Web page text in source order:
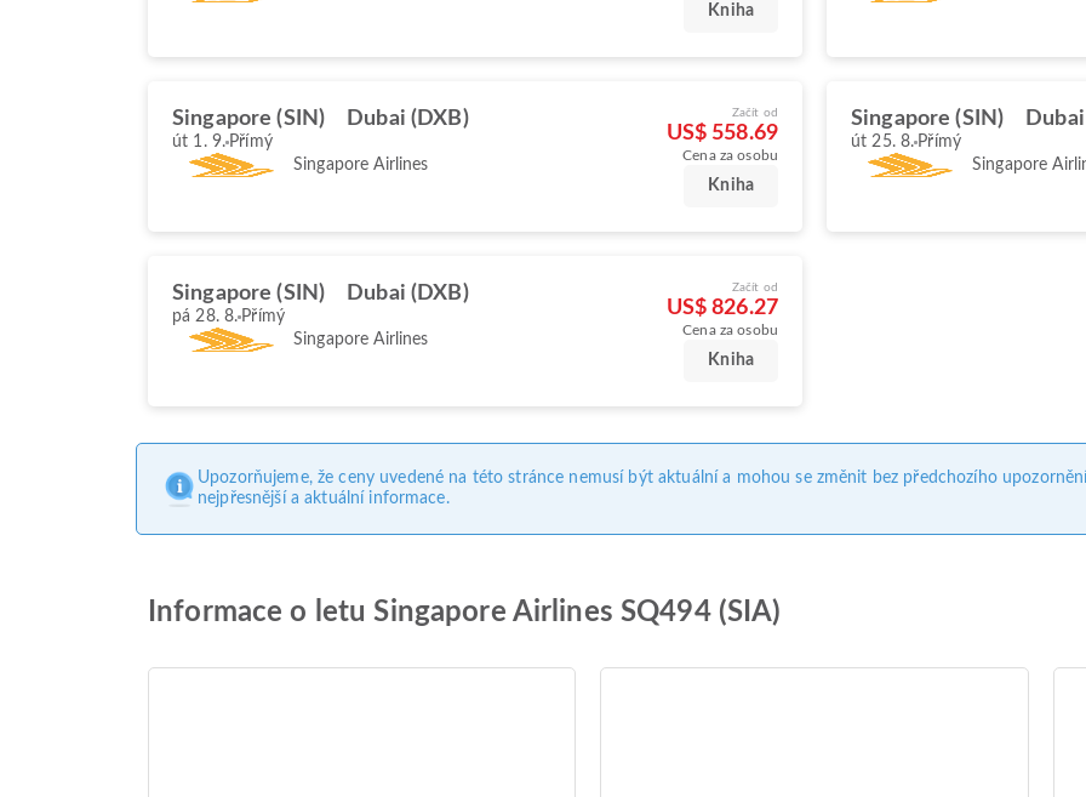
Kniha
Singapore (SIN) Dubai (DXB)
út 1. 9. Přímý
Singapore Airlines
Začít od
US$ 558.69
Cena za osobu
Kniha
Singapore (SIN)
út 25. 8. Přímý
Singapore
Singapore (SIN) Dubai (DXB)
pá 28. 8. Přímý
Singapore Airlines
Začít od
US$ 826.27
Cena za osobu
Kniha
Upozorňujeme, že ceny uvedené na této stránce nemusí být aktuální a mohou se změnit bez předchozího
nejpřesnější a aktuální informace.
Informace o letu Singapore Airlines SQ494 (SIA)